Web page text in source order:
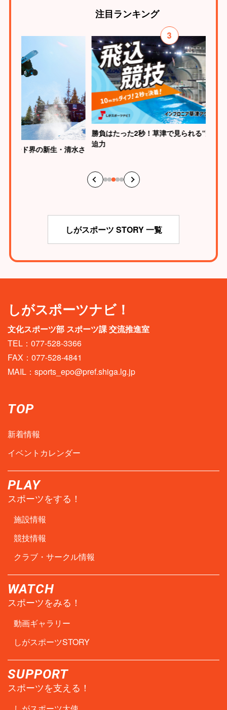
注目ランキング
清水さ
3
勝負はたった2秒！草津で見られる“飛込競技”の
迫力
しがスポーツ STORY 一覧
しがスポーツナビ！
文化スポーツ部 スポーツ課 交流推進室
TEL：077-528-3366
FAX：077-528-4841
MAIL： sports_epo@pref.shiga.lg.jp
TOP
新着情報
イベントカレンダー
PLAY
スポーツをする！
施設情報
競技情報
クラブ・サークル情報
WATCH
スポーツをみる！
動画ギャラリー
しがスポーツSTORY
SUPPORT
スポーツを支える！